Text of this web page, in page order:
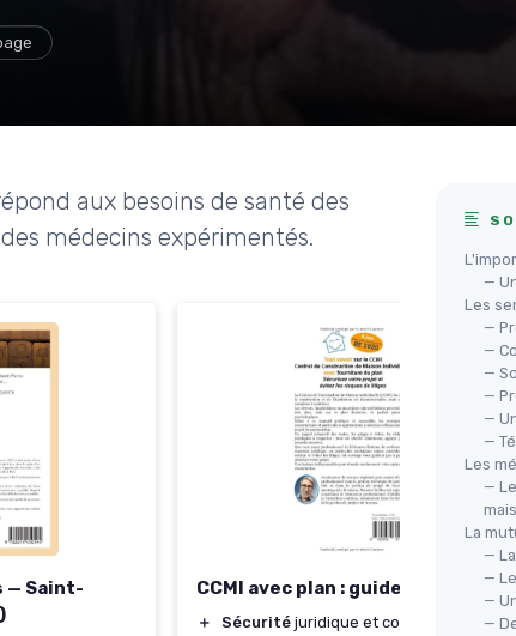
aux besoins de santé des
médecins expérimentés.
— Saint-
CCMI avec plan : guide pratique
＋ Sécurité juridique et contractuelle
—
Les
—
—
—
—
—
—
Les
—
La
—
—
—
—